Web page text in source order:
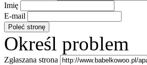
Imię
E-mail
Określ problem
Zgłaszana strona